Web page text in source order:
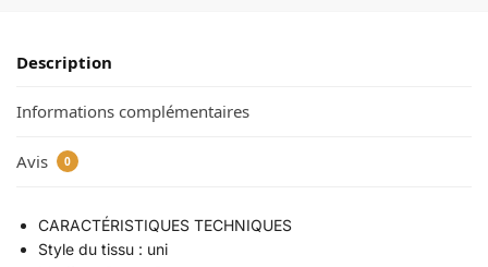
Description
Informations complémentaires
Avis 0
CARACTÉRISTIQUES TECHNIQUES
Style du tissu : uni